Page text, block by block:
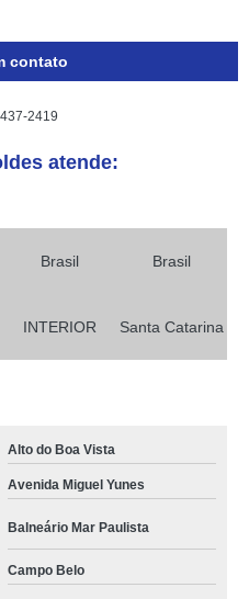
contato
2419
atende:
Brasil Brasil
INTERIOR Santa Catarina
Alto do Boa Vista
Avenida Miguel Yunes
Balneário Mar Paulista
Campo Belo